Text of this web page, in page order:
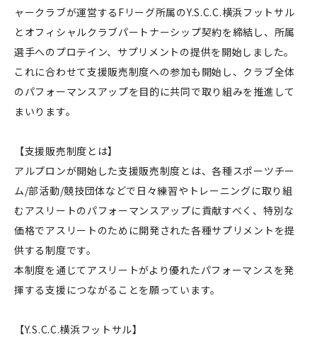
ャークラブが運営するFリーグ所属のY.S.C.C.横浜フットサル
とオフィシャルクラブパートナーシップ契約を締結し、所属
選手へのプロテイン、サプリメントの提供を開始しました。
これに合わせて支援販売制度への参加も開始し、クラブ全体
のパフォーマンスアップを目的に共同で取り組みを推進して
まいります。
【支援販売制度とは】
アルプロンが開始した支援販売制度とは、各種スポーツチー
ム/部活動/競技団体などで日々練習やトレーニングに取り組
むアスリートのパフォーマンスアップに貢献すべく、特別な
価格でアスリートのために開発された各種サプリメントを提
供する制度です。
本制度を通じてアスリートがより優れたパフォーマンスを発
揮する支援につながることを願っています。
【Y.S.C.C.横浜フットサル】